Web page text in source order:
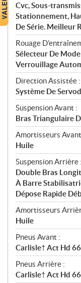
Cvc, Sous-
Stationnement,
De Série. Meilleur
Rouage
Sélecteur De
Verrouillage
Direction Assistée :
Système De
Suspension Avant :
Bras Triangulaire
Amortisseurs
Huile
Suspension Arrière :
Double Bras
À Barre
Dépose Rapide
Amortisseurs
Huile
Pneus Avant :
Carlisle† Act Hd
Pneus Arrière :
Carlisle† Act Hd